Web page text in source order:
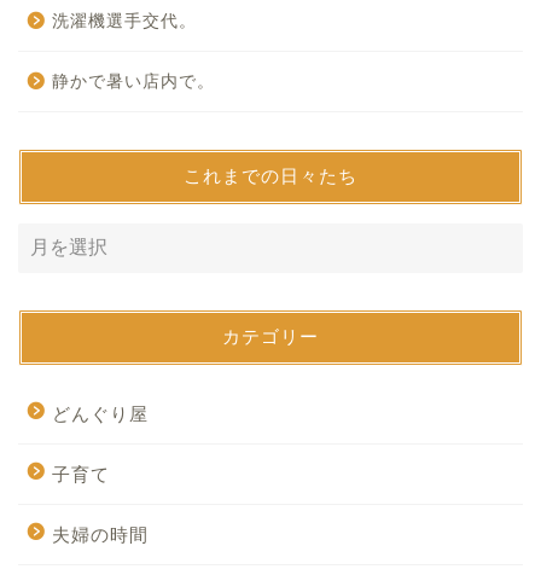
洗濯機選手交代。
静かで暑い店内で。
これまでの日々たち
カテゴリー
どんぐり屋
子育て
夫婦の時間